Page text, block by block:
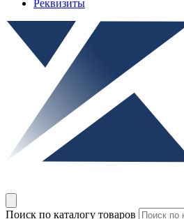
Реквизиты
Поиск по каталогу товаров